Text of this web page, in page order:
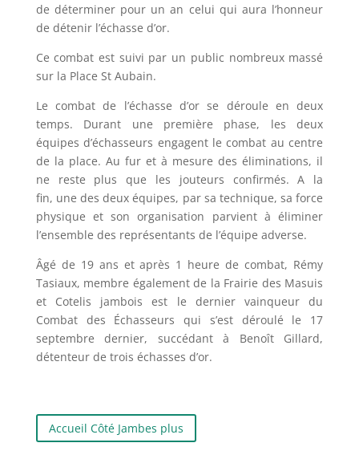
de déterminer pour un an celui qui aura l’honneur
de détenir l’échasse d’or.
Ce combat est suivi par un public nombreux massé
sur la Place St Aubain.
Le combat de l’échasse d’or se déroule en deux
temps. Durant une première phase, les deux
équipes d’échasseurs engagent le combat au centre
de la place. Au fur et à mesure des éliminations, il
ne reste plus que les jouteurs confirmés. A la
fin, une des deux équipes, par sa technique, sa force
physique et son organisation parvient à éliminer
l’ensemble des représentants de l’équipe adverse.
Âgé de 19 ans et après 1 heure de combat, Rémy
Tasiaux, membre également de la Frairie des Masuis
et Cotelis jambois est le dernier vainqueur du
Combat des Échasseurs qui s’est déroulé le 17
septembre dernier, succédant à Benoît Gillard,
détenteur de trois échasses d’or.
Accueil Côté Jambes plus